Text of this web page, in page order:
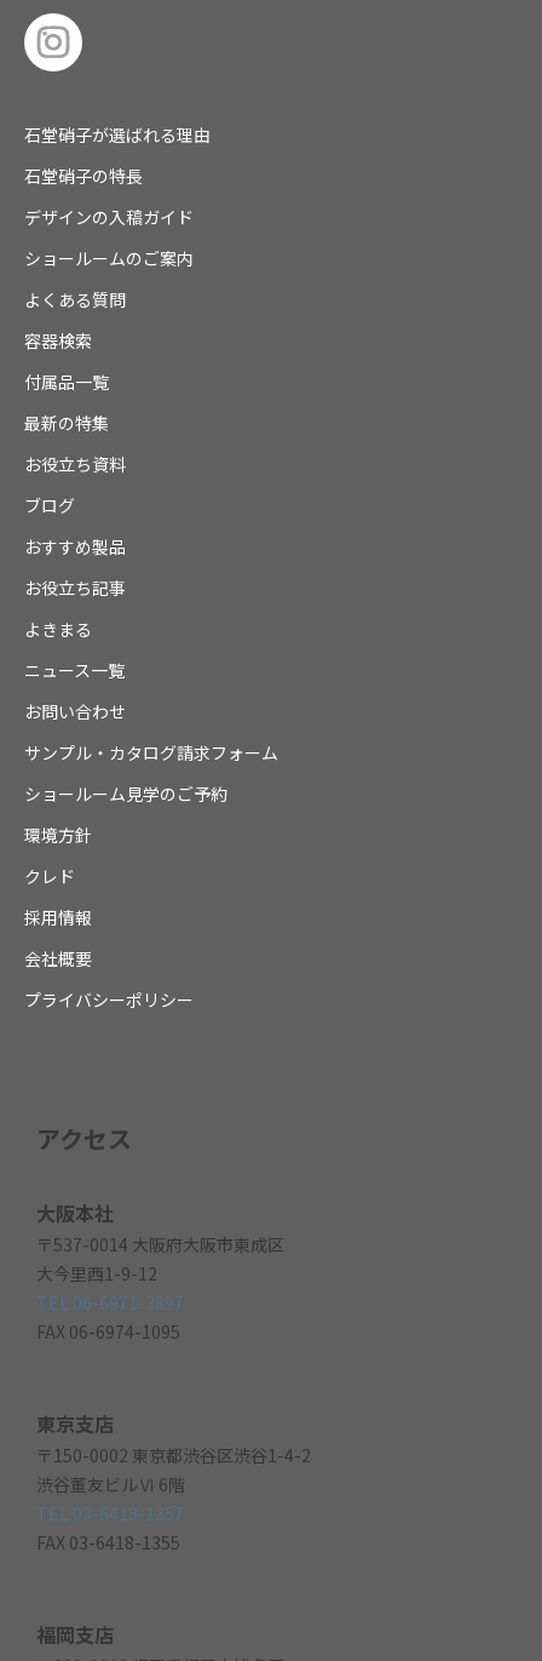
石堂硝子が選ばれる理由
石堂硝子の特長
デザインの入稿ガイド
ショールームのご案内
よくある質問
容器検索
付属品一覧
最新の特集
お役立ち資料
ブログ
おすすめ製品
お役立ち記事
よきまる
ニュース一覧
お問い合わせ
サンプル・カタログ請求フォーム
ショールーム見学のご予約
環境方針
クレド
採用情報
会社概要
プライバシーポリシー
アクセス
大阪本社
〒537-0014 大阪府大阪市東成区
大今里西1-9-12
TEL 06-6971-3897
FAX 06-6974-1095
東京支店
〒150-0002 東京都渋谷区渋谷1-4-2
渋谷董友ビルⅥ 6階
TEL 03-6418-1357
FAX 03-6418-1355
福岡支店